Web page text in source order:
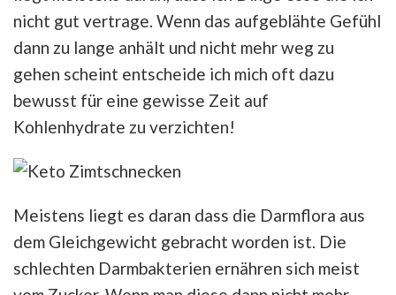
nicht gut vertrage. Wenn das aufgeblähte Gefühl
dann zu lange anhält und nicht mehr weg zu
gehen scheint entscheide ich mich oft dazu
bewusst für eine gewisse Zeit auf
Kohlenhydrate zu verzichten!
Meistens liegt es daran dass die Darmflora aus
dem Gleichgewicht gebracht worden ist. Die
schlechten Darmbakterien ernähren sich meist